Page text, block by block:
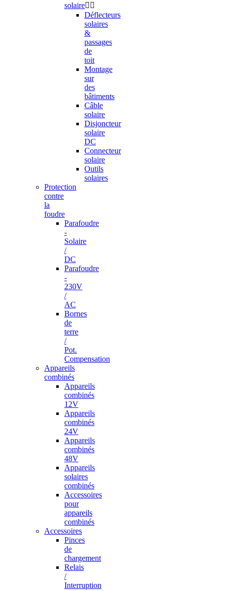
solaire 
Déflecteurs
solaires
&
passages
de
toit
Montage
sur
des
bâtiments
Câble
solaire
Disjoncteur
solaire
DC
Connecteur
solaire
Outils
solaires
Protection
contre
la
foudre
Parafoudre
-
Solaire
/
DC
Parafoudre
-
230V
/
AC
Bornes
de
terre
/
Pot.
Compensation
Appareils
combinés
Appareils
combinés
12V
Appareils
combinés
24V
Appareils
combinés
48V
Appareils
solaires
combinés
Accessoires
pour
appareils
combinés
Accessoires
Pinces
de
chargement
Relais
/
Interruption